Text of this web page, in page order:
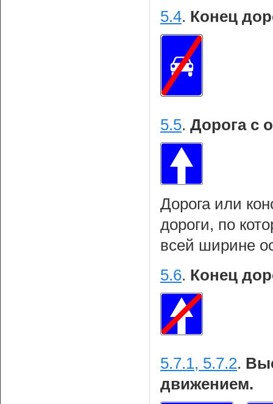
5.4. Конец
5.5. Дорога с
Дорога или
дороги, по
всей ширине
5.6. Конец
5.7.1, 5.7.2.
движением.